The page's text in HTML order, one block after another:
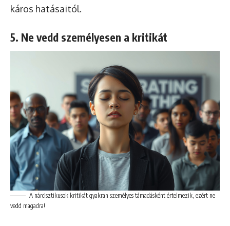
káros hatásaitól.
5. Ne vedd személyesen a kritikát
A nárcisztikusok kritikát gyakran személyes támadásként értelmezik, ezért ne
vedd magadra!